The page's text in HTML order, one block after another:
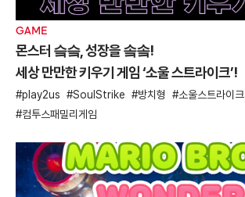
GAME
몬스터 슼슼, 성장을 솤솤!
세상 만만한 키우기 게임 ‘소울 스트라이크’!
play2us SoulStrike 방치형 소울스트라이크
컴투스패밀리게임